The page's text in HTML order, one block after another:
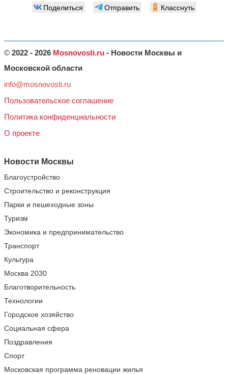
Поделиться Отправить Класснуть
© 2022 - 2026 Mosnovosti.ru - Новости Москвы и
Московской области
info@mosnovosti.ru
Пользовательское соглашение
Политика конфиденциальности
О проекте
Новости Москвы
Благоустройство
Строительство и реконструкция
Парки и пешеходные зоны
Туризм
Экономика и предпринимательство
Транспорт
Культура
Москва 2030
Благотворительность
Технологии
Городское хозяйство
Социальная сфера
Поздравления
Спорт
Московская программа реновации жилья